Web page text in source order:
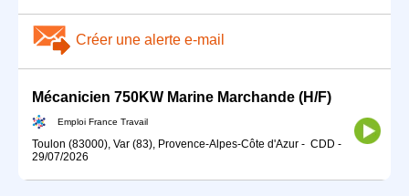
Créer une alerte e-mail
Mécanicien 750KW Marine Marchande (H/F)
Emploi France Travail
Toulon (83000), Var (83), Provence-Alpes-Côte d'Azur - CDD -
29/07/2026